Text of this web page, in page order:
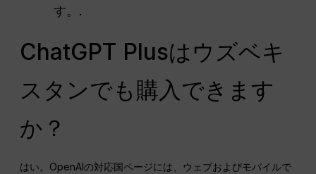
す。.
ChatGPT Plusはウズベキ
スタンでも購入できます
か？
はい。OpenAIの対応国ページには、ウェブおよびモバイルで